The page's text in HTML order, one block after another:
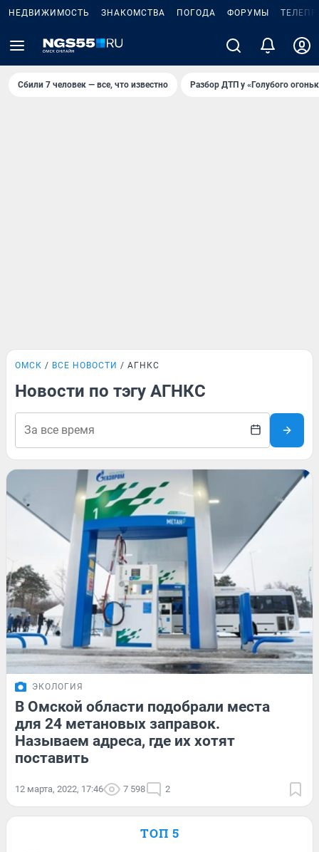
НЕДВИЖИМОСТЬ ЗНАКОМСТВА ПОГОДА ФОРУМЫ
Сбили 7 человек — все, что известно Разбор ДТП у «Голубого
ОМСК ВСЕ НОВОСТИ АГНКС
Новости по тэгу АГНКС
ЭКОЛОГИЯ
В Омской области подобрали места
для 24 метановых заправок.
Называем адреса, где их хотят
поставить
12 марта, 2022, 17:46 7 598 2
ТОП 5